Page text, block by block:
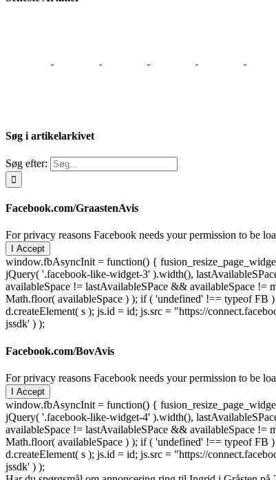
Søg i artikelarkivet
Søg efter:
Facebook.com/GraastenAvis
For privacy reasons Facebook needs your permission to be
I Accept
window.fbAsyncInit = function() {
jQuery( '.facebook-like-widget-3' ).width(),
availableSpace != lastAvailableSPace && availableSpace
Math.floor( availableSpace ) ); if ( 'undefined' !== typeof
d.createElement( s ); js.id = id; js.src = "https://
jssdk' ) );
Facebook.com/BovAvis
For privacy reasons Facebook needs your permission to be
I Accept
window.fbAsyncInit = function() {
jQuery( '.facebook-like-widget-4' ).width(),
availableSpace != lastAvailableSPace && availableSpace
Math.floor( availableSpace ) ); if ( 'undefined' !== typeof
d.createElement( s ); js.id = id; js.src = "https://
jssdk' ) );